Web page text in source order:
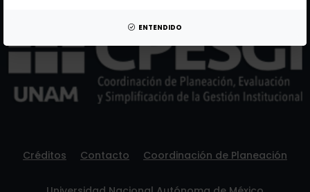
ENTENDIDO
Créditos Contacto Coordinación de Planeación